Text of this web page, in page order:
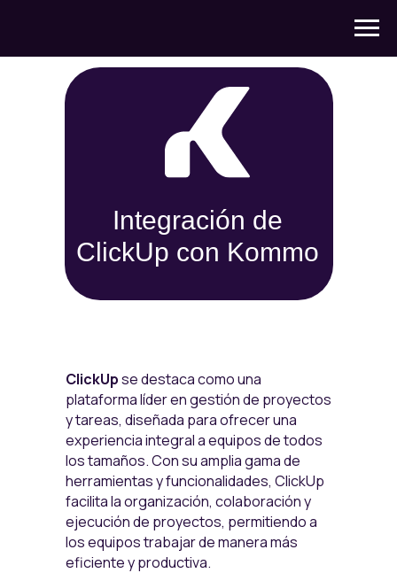
Integración de
ClickUp con Kommo
ClickUpse destaca como una
plataforma líder en gestión de proyectos
y tareas, diseñada para ofrecer una
experiencia integral a equipos de todos
los tamaños. Con su amplia gama de
herramientas y funcionalidades, ClickUp
facilita la organización, colaboración y
ejecución de proyectos, permitiendo a
los equipos trabajar de manera más
eficiente y productiva.